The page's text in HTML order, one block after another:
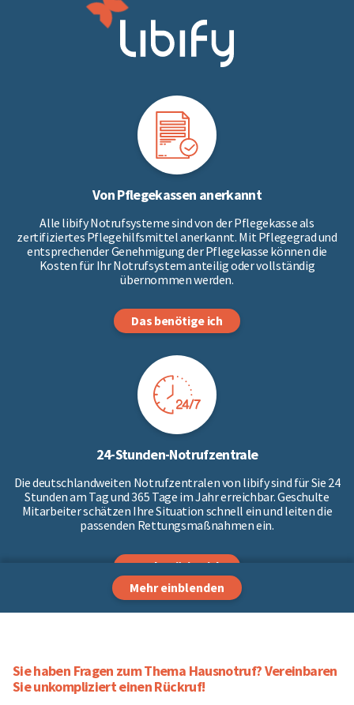
Von Pflegekassen anerkannt
Alle libify Notrufsysteme sind von der Pflegekasse als
zertifiziertes Pflegehilfsmittel anerkannt. Mit Pflegegrad und
entsprechender Genehmigung der Pflegekasse können die
Kosten für Ihr Notrufsystem anteilig oder vollständig
übernommen werden.
Das benötige ich
24-Stunden-Notrufzentrale
Die deutschlandweiten Notrufzentralen von libify sind für Sie 24
Stunden am Tag und 365 Tage im Jahr erreichbar. Geschulte
Mitarbeiter schätzen Ihre Situation schnell ein und leiten die
passenden Rettungsmaßnahmen ein.
Das benötige ich
Mehr einblenden
Sie haben Fragen zum Thema Hausnotruf? Vereinbaren
Sie unkompliziert einen Rückruf!